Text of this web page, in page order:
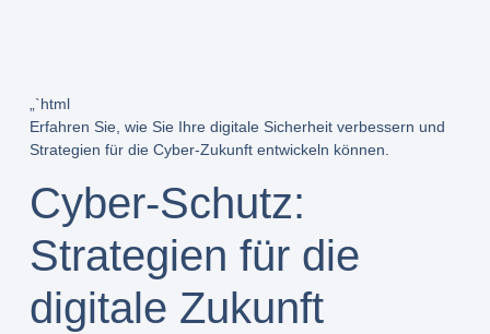
„`html
Erfahren Sie, wie Sie Ihre digitale Sicherheit verbessern und
Strategien für die Cyber-Zukunft entwickeln können.
Cyber-Schutz:
Strategien für die
digitale Zukunft